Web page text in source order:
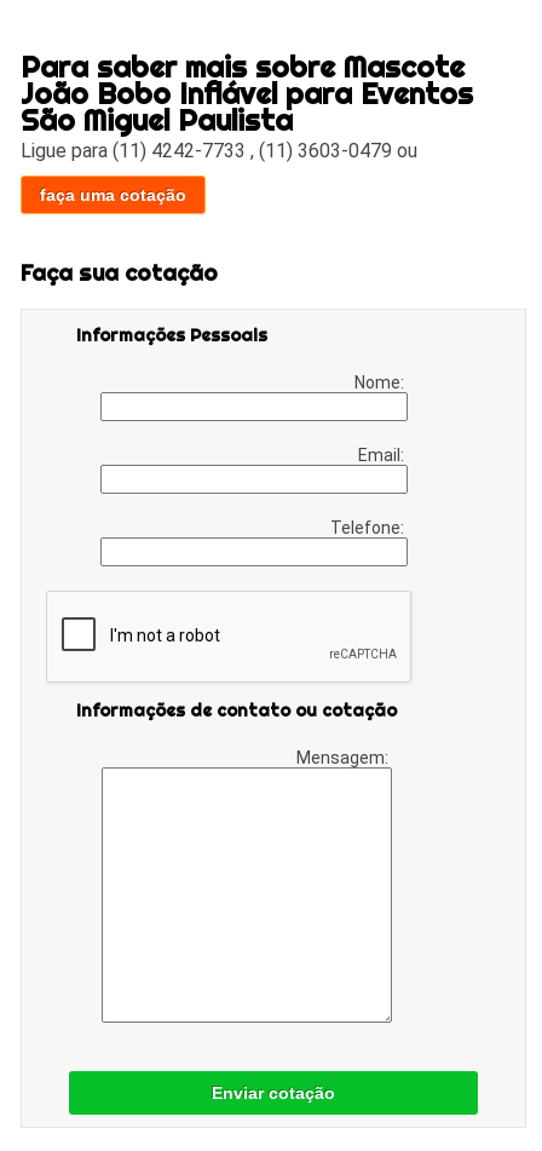
Para saber mais sobre Mascote
João Bobo Inflável para Eventos
São Miguel Paulista
Ligue para(11) 4242-7733 ,(11) 3603-0479 ou
faça uma cotação
Faça sua cotação
Informações Pessoais
Nome:
Email:
Telefone:
Informações de contato ou cotação
Mensagem:
Enviar cotação